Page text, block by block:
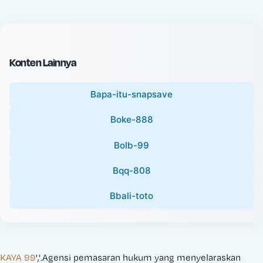
c
e
Konten Lainnya
Bapa-itu-snapsave
Boke-888
Bolb-99
Bqq-808
Bbali-toto
KAYA 99','.Agensi pemasaran hukum yang menyelaraskan